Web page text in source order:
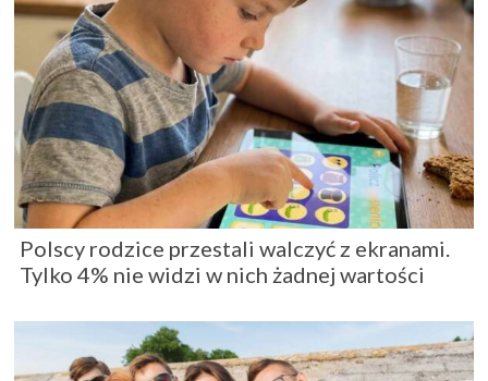
Polscy rodzice przestali walczyć z ekranami.
Tylko 4% nie widzi w nich żadnej wartości